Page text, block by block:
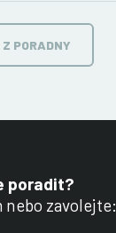
PORADNY
poradit?
nebo zavolejte: